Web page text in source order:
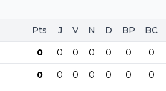
Pts J V N D BP BC
0 0 0 0 0 0 0
0 0 0 0 0 0 0